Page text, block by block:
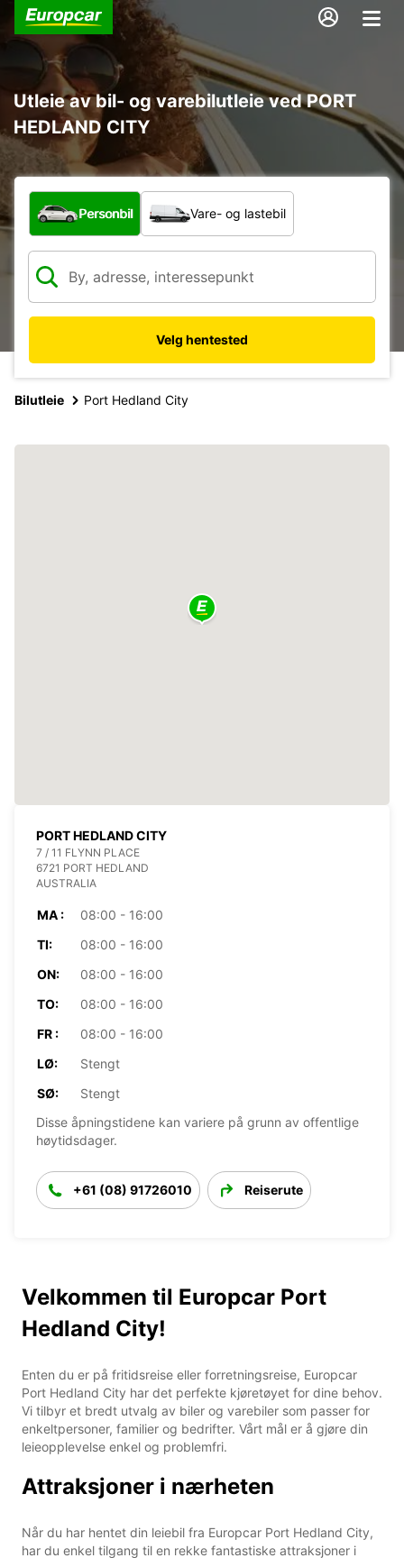
Utleie av bil- og varebilutleie ved PORT
HEDLAND CITY
Hvilken type bil?
Personbil Vare- og lastebil
Velg hentested
Bilutleie Port Hedland City
PORT HEDLAND CITY
7 / 11 FLYNN PLACE
6721 PORT HEDLAND
AUSTRALIA
MA :
08:00 - 16:00
TI:
08:00 - 16:00
ON:
08:00 - 16:00
TO:
08:00 - 16:00
FR :
08:00 - 16:00
LØ:
Stengt
SØ:
Stengt
Disse åpningstidene kan variere på grunn av offentlige
høytidsdager.
+61 (08) 91726010 Reiserute
Velkommen til Europcar Port
Hedland City!
Enten du er på fritidsreise eller forretningsreise, Europcar
Port Hedland City har det perfekte kjøretøyet for dine behov.
Vi tilbyr et bredt utvalg av biler og varebiler som passer for
enkeltpersoner, familier og bedrifter. Vårt mål er å gjøre din
leieopplevelse enkel og problemfri.
Attraksjoner i nærheten
Når du har hentet din leiebil fra Europcar Port Hedland City,
har du enkel tilgang til en rekke fantastiske attraksjoner i